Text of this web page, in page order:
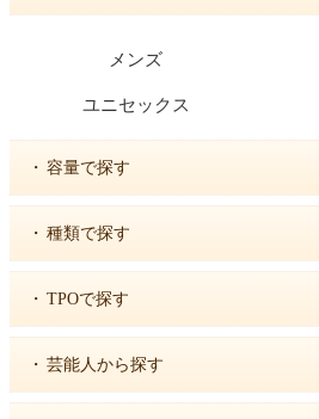
メンズ
ユニセックス
・ 容量で探す
・ 種類で探す
・ TPOで探す
・ 芸能人から探す